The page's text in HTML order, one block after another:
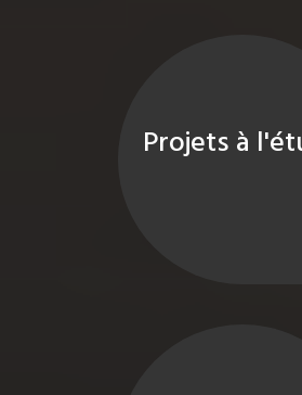
Projets à